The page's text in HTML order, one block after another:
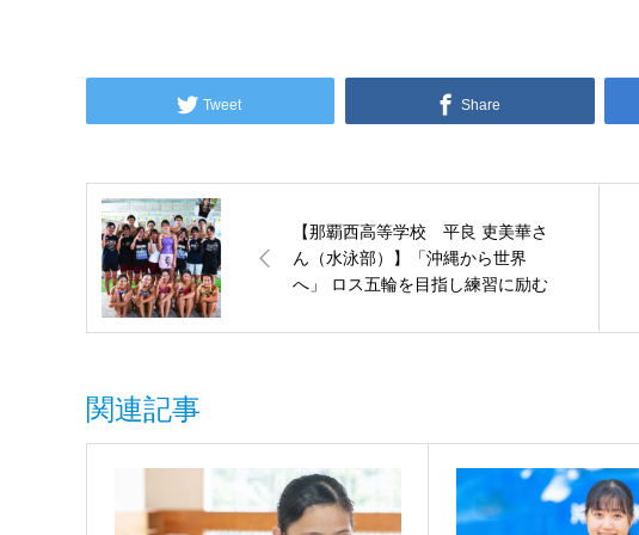
Tweet Share
【那覇西高等学校 平良 吏美華さ
ん（水泳部）】「沖縄から世界
へ」 ロス五輪を目指し練習に励む
関連記事